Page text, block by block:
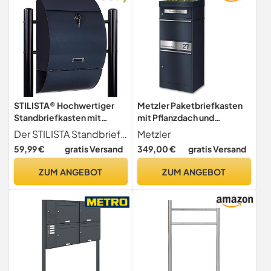
STILISTA® Hochwertiger
Standbriefkasten mit
Zeitungsfach mit
Pulverbeschichtung,
Verschiedene Designs
Der STILISTA Standbriefkasten im modernen Design bietet viel Stauraum für Ihre Briefe und Postkarten
59,99 € gratis Versand
ZUM ANGEBOT
Metzler Paketbriefkasten
mit Pflanzdach und
Paketfach in Anthrazit RAL
7016, abschließbar und
wetterfest,
Edelstahlnamensschild,
große Pakete
Metzler
349,00 € gratis Versand
ZUM ANGEBOT